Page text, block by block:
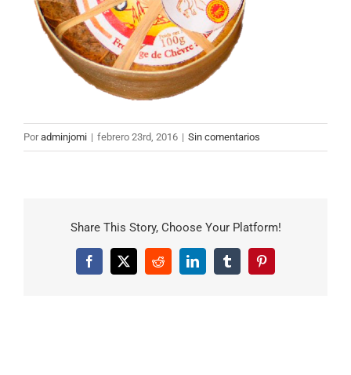
Poradminjomi | febrero 23rd, 2016 | Sin comentarios
Share This Story, Choose Your Platform!
Facebook
X RedditLinkedInTumblrPinterest